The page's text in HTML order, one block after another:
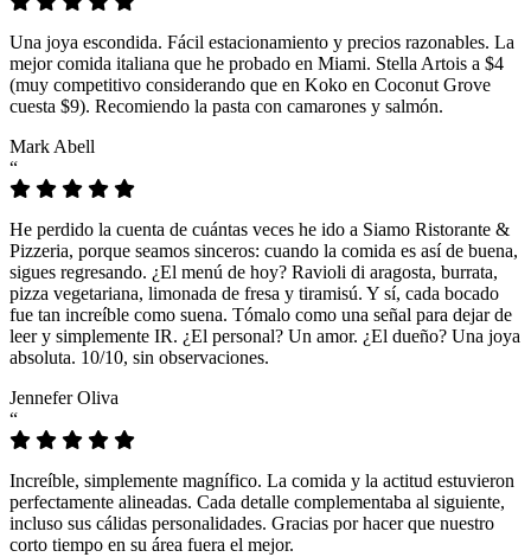
Una joya escondida. Fácil estacionamiento y precios razonables. La
mejor comida italiana que he probado en Miami. Stella Artois a $4
(muy competitivo considerando que en Koko en Coconut Grove
cuesta $9). Recomiendo la pasta con camarones y salmón.
Mark Abell
“
He perdido la cuenta de cuántas veces he ido a Siamo Ristorante &
Pizzeria, porque seamos sinceros: cuando la comida es así de buena,
sigues regresando. ¿El menú de hoy? Ravioli di aragosta, burrata,
pizza vegetariana, limonada de fresa y tiramisú. Y sí, cada bocado
fue tan increíble como suena. Tómalo como una señal para dejar de
leer y simplemente IR. ¿El personal? Un amor. ¿El dueño? Una joya
absoluta. 10/10, sin observaciones.
Jennefer Oliva
“
Increíble, simplemente magnífico. La comida y la actitud estuvieron
perfectamente alineadas. Cada detalle complementaba al siguiente,
incluso sus cálidas personalidades. Gracias por hacer que nuestro
corto tiempo en su área fuera el mejor.